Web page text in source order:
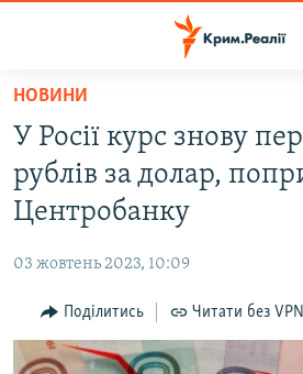
Перейти
основного
матеріалу
Перейти
до
основної
Перейти
до
пошуку
ВОДА.КРИМ
ВІДЕО ТА ФОТО
БЛОГИ
ПОГЛЯД
ІНТЕРВ'Ю
НОВИНИ
У Росії курс знову
рублів за долар,
Центробанку
03 жовтень 2023, 10:09
Поділитись Читати без VPN